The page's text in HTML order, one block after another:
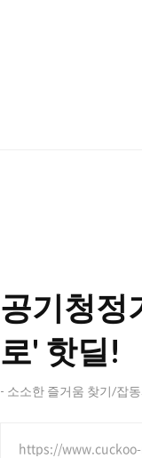
공기청정
로' 핫딜!
- 소소한 즐거움 찾기/잡
https://